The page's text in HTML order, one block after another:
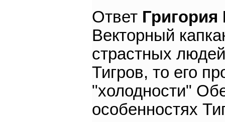
Ответ
Векторный
страстных
Тигров, то его
"холодности"
особенностях